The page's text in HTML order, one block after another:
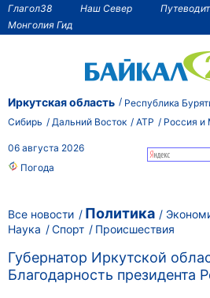
Глагол38 Наш Север
Монголия Гид
Иркутская область Республика
Сибирь
Дальний Восток АТР Россия и
06 августа 2026
Погода
Все новости Политика
Наука
Спорт Происшествия
Губернатор Иркутской
Благодарность президента